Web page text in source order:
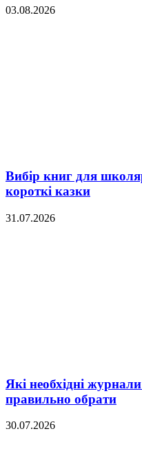
03.08.2026
Вибір книг для
короткі казки
31.07.2026
Які необхідні
правильно обрати
30.07.2026